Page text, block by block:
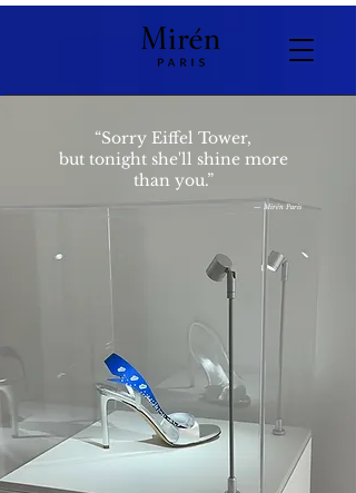
“Sorry Eiffel Tower,
but tonight she'll shine more
than you.”
​— Mirén Paris